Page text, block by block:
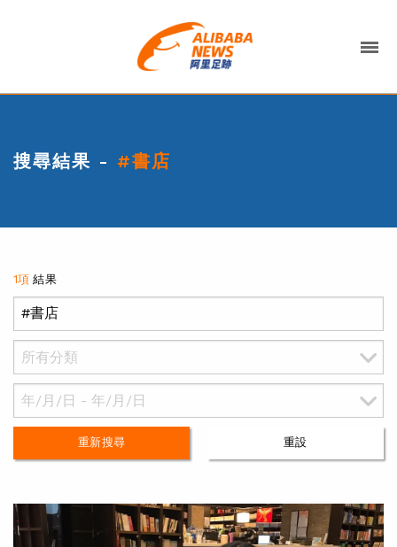
搜尋結果 - #書店
1項結果
重新搜尋 重設